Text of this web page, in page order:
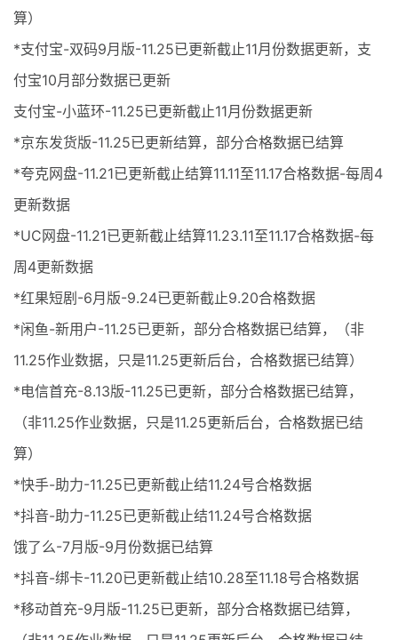
算）
*支付宝-双码9月版-11.25已更新截止11月份数据更新，支
付宝10月部分数据已更新
支付宝-小蓝环-11.25已更新截止11月份数据更新
*京东发货版-11.25已更新结算，部分合格数据已结算
*夸克网盘-11.21已更新截止结算11.11至11.17合格数据-每周4
更新数据
*UC网盘-11.21已更新截止结算11.23.11至11.17合格数据-每
周4更新数据
*红果短剧-6月版-9.24已更新截止9.20合格数据
*闲鱼-新用户-11.25已更新，部分合格数据已结算，（非
11.25作业数据，只是11.25更新后台，合格数据已结算）
*电信首充-8.13版-11.25已更新，部分合格数据已结算，
（非11.25作业数据，只是11.25更新后台，合格数据已结
算）
*快手-助力-11.25已更新截止结11.24号合格数据
*抖音-助力-11.25已更新截止结11.24号合格数据
饿了么-7月版-9月份数据已结算
*抖音-绑卡-11.20已更新截止结10.28至11.18号合格数据
*移动首充-9月版-11.25已更新，部分合格数据已结算，